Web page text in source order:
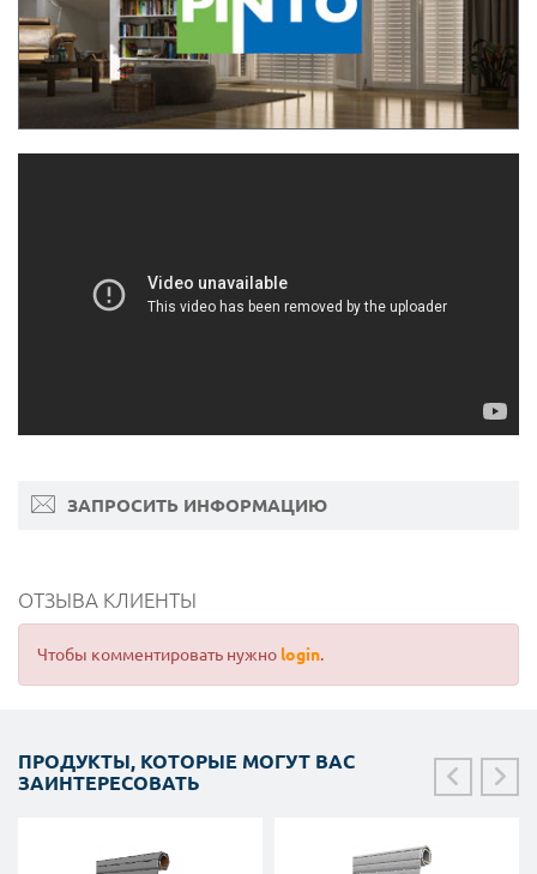
ЗАПРОСИТЬ ИНФОРМАЦИЮ
ОТЗЫВА КЛИЕНТЫ
Чтобы комментировать нужно login.
ПРОДУКТЫ, КОТОРЫЕ МОГУТ ВАС
ЗАИНТЕРЕСОВАТЬ